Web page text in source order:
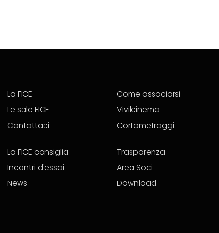
La FICE
Le sale FICE
Contattaci
Come associarsi
Vivilcinema
Cortometraggi
La FICE consiglia
Incontri d'essai
News
Trasparenza
Area Soci
Download